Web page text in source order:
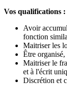
Vos qualifications :
Avoir
fonction
Maitriser les
Être
Maitriser le
et à l'écrit
Discrétion et